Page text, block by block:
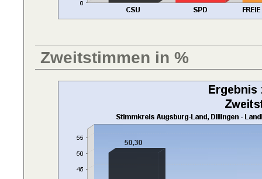
Zweitstimmen in %